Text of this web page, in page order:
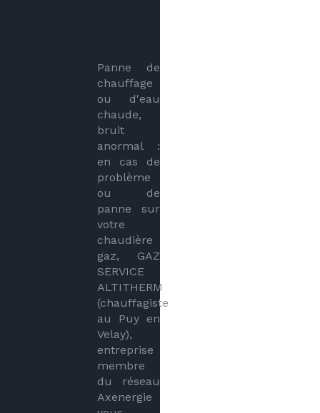
Panne de
chauffage
ou d'eau
chaude,
bruit
anormal :
en cas de
problème
ou de
panne sur
votre
chaudière
gaz, GAZ
SERVICE
ALTITHERM
(chauffagiste
au Puy en
Velay),
entreprise
membre
du réseau
Axenergie